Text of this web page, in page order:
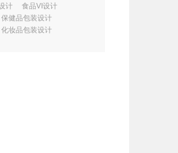
计
食品VI设计
保健品包装设计
化妆品包装设计